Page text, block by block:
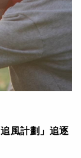
風計劃」追逐